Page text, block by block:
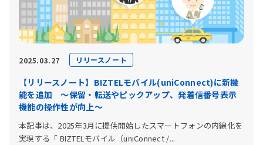
2025.03.27 リリースノート
【リリースノート】BIZTELモバイル(uniConnect)に新機
能を追加 〜保留・転送やピックアップ、発着信番号表示
機能の操作性が向上〜
本記事は、2025年3月に提供開始したスマートフォンの内線化を
実現する「 BIZTELモバイル（uniConnect /...